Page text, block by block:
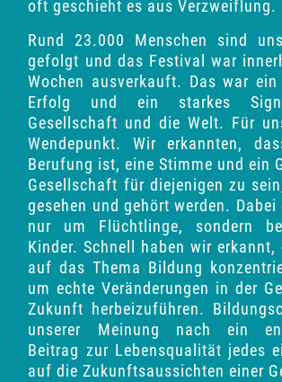
oft geschieht es aus Verzweiflung.
Rund 23.000 Menschen sind
gefolgt und das Festival war
Wochen ausverkauft. Das war ein
Erfolg und ein starkes
Gesellschaft und die Welt. Für
Wendepunkt. Wir erkannten,
Berufung ist, eine Stimme und ein
Gesellschaft für diejenigen zu
gesehen und gehört werden.
nur um Flüchtlinge, sondern
Kinder. Schnell haben wir
auf das Thema Bildung
um echte Veränderungen in der
Zukunft herbeizuführen.
unserer Meinung nach ein
Beitrag zur Lebensqualität jedes
auf die Zukunftsaussichten einer